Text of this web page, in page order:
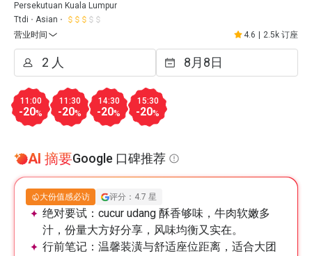
Persekutuan Kuala Lumpur
Ttdi
Asian
营业时间
4.6 2.5k 订座
11:00
-20%
11:30
-20%
14:30
-20%
15:30
-20%
AI 摘要Google 口碑推荐
大份值感必访 评分：4.7 星
绝对要试： cucur udang 酥香够味，牛肉软嫩多
汁，份量大方好分享，风味均衡又实在。
行前笔记： 温馨装潢与舒适座位距离，适合大团